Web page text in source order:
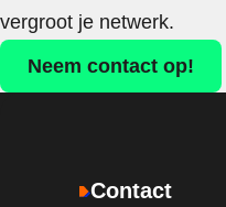
vergroot je netwerk.
Neem contact op!
Contact